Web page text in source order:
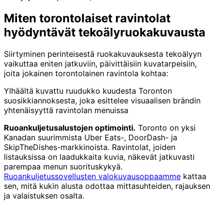
Miten torontolaiset ravintolat
hyödyntävät tekoälyruokakuvausta
Siirtyminen perinteisestä ruokakuvauksesta tekoälyyn
vaikuttaa eniten jatkuviin, päivittäisiin kuvatarpeisiin,
joita jokainen torontolainen ravintola kohtaa:
Ylhäältä kuvattu ruudukko kuudesta Toronton
suosikkiannoksesta, joka esittelee visuaalisen brändin
yhtenäisyyttä ravintolan menuissa
Ruoankuljetusalustojen optimointi. Toronto on yksi
Kanadan suurimmista Uber Eats-, DoorDash- ja
SkipTheDishes-markkinoista. Ravintolat, joiden
listauksissa on laadukkaita kuvia, näkevät jatkuvasti
parempaa menun suorituskykyä.
Ruoankuljetussovellusten valokuvausoppaamme kattaa
sen, mitä kukin alusta odottaa mittasuhteiden, rajauksen
ja valaistuksen osalta.